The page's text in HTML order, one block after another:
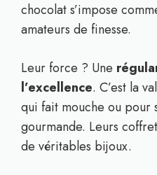
chocolat s’impose
amateurs de finesse.
Leur force ? Une
l’excellence. C’est la
qui fait mouche ou pour
gourmande. Leurs
de véritables bijoux.